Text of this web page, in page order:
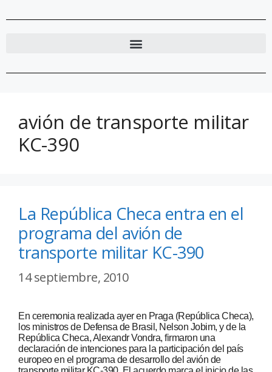
avión de transporte militar
KC-390
La República Checa entra en el
programa del avión de
transporte militar KC-390
14 septiembre, 2010
En ceremonia realizada ayer en Praga (República Checa),
los ministros de Defensa de Brasil, Nelson Jobim, y de la
República Checa, Alexandr Vondra, firmaron una
declaración de intenciones para la participación del país
europeo en el programa de desarrollo del avión de